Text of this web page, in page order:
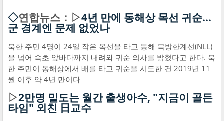
◇연합뉴스：▷4년 만에 동해상 목선 귀순…
군 경계엔 문제 없었나
북한 주민 4명이 24일 작은 목선을 타고 동해 북방한계선(NLL)
을 넘어 속초 앞바다까지 내려와 귀순 의사를 밝혔다고 한다. 북
한 주민이 동해상에서 배를 타고 귀순을 시도한 건 2019년 11
월 이후 약 4년 만이다
▷2만명 밑도는 월간 출생아수, "지금이 골든
타임" 외친 日교수